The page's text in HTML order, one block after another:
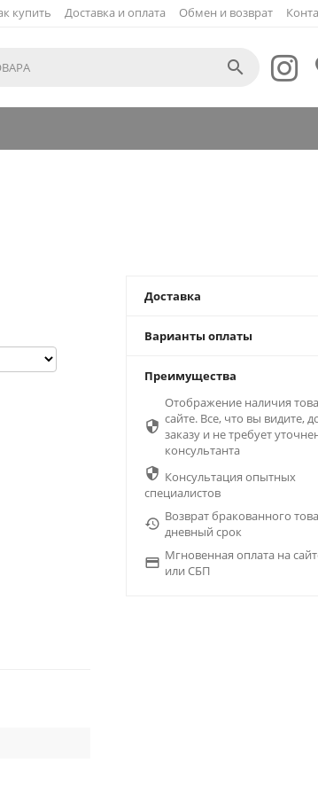
купить Доставка и оплата Обмен и возврат

Доставка
Варианты оплаты
Преимущества

Отображение наличия
сайте. Все, что вы видите,
заказу и не требует
консультанта
 Консультация опытных
специалистов
 Возврат бракованного
дневный срок
 Мгновенная оплата на
или СБП